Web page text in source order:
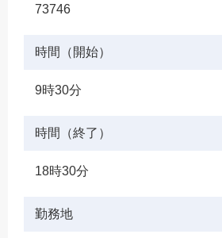
73746
時間（開始）
9時30分
時間（終了）
18時30分
勤務地